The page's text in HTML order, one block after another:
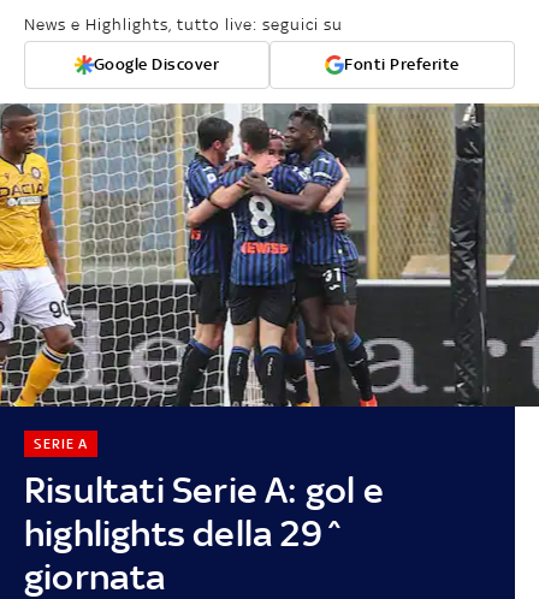
News e Highlights, tutto live: seguici su
Google Discover Fonti Preferite
Risultati Serie A: gol e
highlights della 29^
giornata
SERIE A